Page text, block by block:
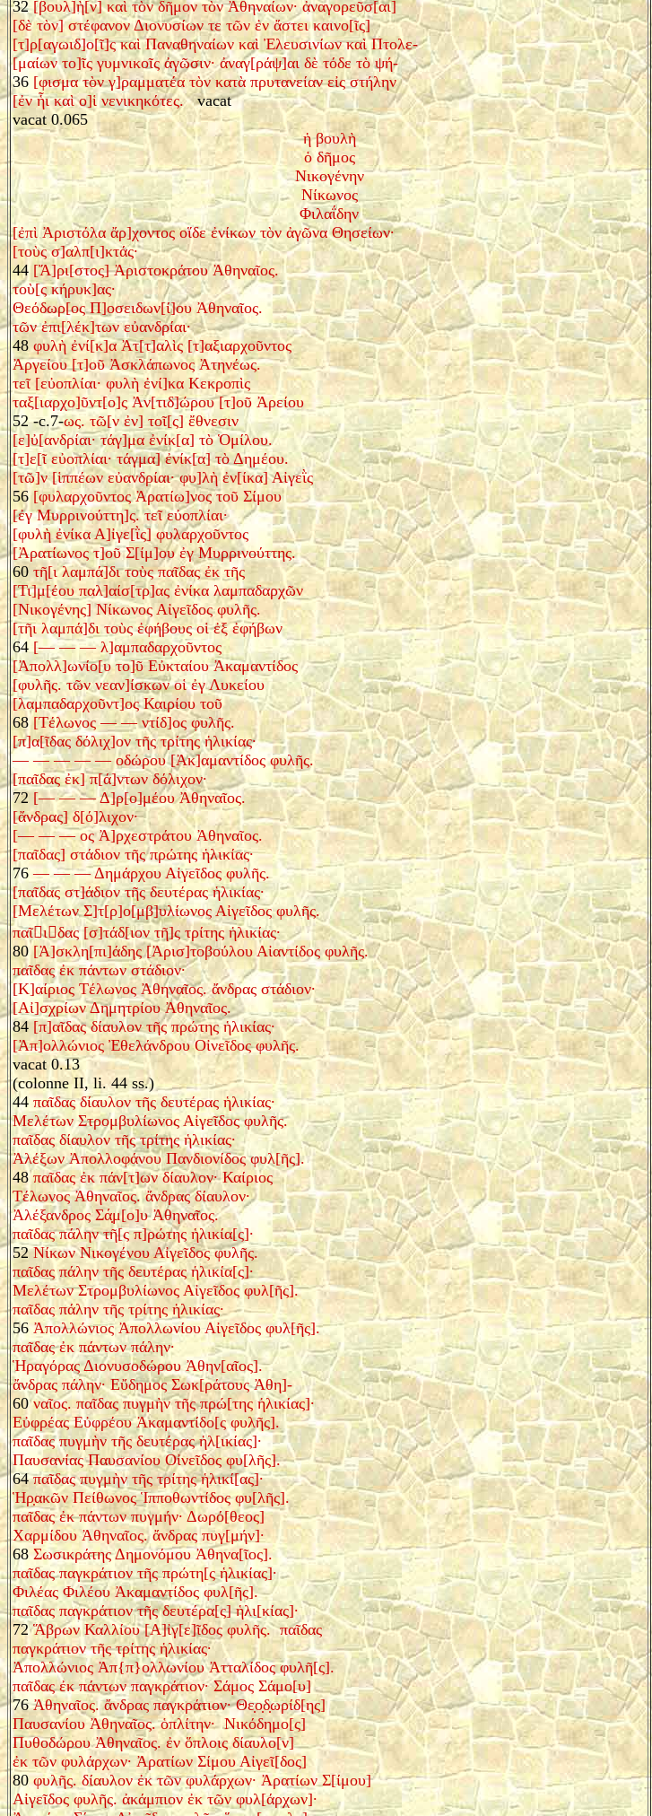
32[βουλ]ὴ[ν] καὶ τὸν δῆμον τὸν Ἀθηναίων· ἀναγορεῦσ[αι]
[δὲ τὸν] στέφανον Διονυσίων τε τῶν ἐν ἄστει καινο[ῖς]
[τ]ρ[αγωιδ]ο[ῖ]ς καὶ Παναθηναίων καὶ Ἐλευσινίων καὶ Πτολε-
[μαίων το]ῖς γυμνικοῖς ἀγῶσιν· ἀναγ[ράψ]αι δὲ τόδε τὸ ψή-
36 [φισμα τὸν γ]ραμματέα τὸν κατὰ πρυτανείαν εἰς στήλην
[ἐν ἧι καὶ ο]ἱ νενικηκότες.vacat
vacat 0.065
ἡ βουλὴ
ὁ δῆμος
Νικογένην
Νίκωνος
Φιλαΐδην
[ἐπὶ Ἀριστόλα ἄρ]χοντος οἵδε ἐνίκων τὸν ἀγῶνα Θησείων·
[τοὺς σ]αλπ[ι]κτάς·
44 [Ἄ]ρι[στος] Ἀριστοκράτου Ἀθηναῖος.
τοὺ[ς κήρυκ]ας·
Θεόδωρ[ος Π]οσειδων[ί]ου Ἀθηναῖος.
τῶν ἐπι[λέκ]των εὐανδρίαι·
48 φυλὴ ἐνί[κ]α Ἀτ[τ]αλὶς [τ]αξιαρχοῦντος
Ἀργείου [τ]οῦ Ἀσκλάπωνος Ἀτηνέως.
τεῖ [εὐοπλίαι· φυλὴ ἐνί]κα Κεκροπὶς
ταξ[ιαρχο]ῦντ[ο]ς Ἀν[τιδ]ώρου [τ]οῦ Ἀρείου
52 -c.7-ως. τῶ[ν ἐν] τοῖ[ς] ἔθνεσιν
[ε]ὐ[ανδρίαι· τάγ]μα ἐνίκ[α] τὸ Ὁμίλου.
[τ]ε[ῖ εὐοπλίαι· τάγμα] ἐνίκ[α] τὸ Δημέου.
[τῶ]ν [ἱππέων εὐανδρίαι· φυ]λὴ ἐν[ίκα] Αἰγεῒς
56 [φυλαρχοῦντος Ἀρατίω]νος τοῦ Σίμου
[ἐγ Μυρρινούττη]ς. τεῖ εὐοπλίαι·
[φυλὴ ἐνίκα Α]ἰγε[ῒς] φυλαρχοῦντος
[Ἀρατίωνος τ]οῦ Σ[ίμ]ου ἐγ Μυρρινούττης.
60 τῆ[ι λαμπά]δι τοὺς παῖδας ἐκ τῆς
[Τι]μ[έου παλ]αίσ[τρ]ας ἐνίκα λαμπαδαρχῶν
[Νικογένης] Νίκωνος Αἰγεῖδος φυλῆς.
[τῆι λαμπά]δι τοὺς ἐφήβους οἱ ἐξ ἐφήβων
64 [— — — λ]αμπαδαρχοῦντος
[Ἀπολλ]ωνίο[υ το]ῦ Εὐκταίου Ἀκαμαντίδος
[φυλῆς. τῶν νεαν]ίσκων οἱ ἐγ Λυκείου
[λαμπαδαρχοῦντ]ος Καιρίου τοῦ
68[Τέλωνος — — ντίδ]ος φυλῆς.
[π]α[ῖδας δόλιχ]ον τῆς τρίτης ἡλικίας·
— — — — — οδώρου [Ἀκ]αμαντίδος φυλῆς.
[παῖδας ἐκ] π[ά]ντων δόλιχον·
72 [— — — Δ]ρ[ο]μέου Ἀθηναῖος.
[ἄνδρας] δ[ό]λιχον·
[— — — ος Ἀ]ρχεστράτου Ἀθηναῖος.
[παῖδας] στάδιον τῆς πρώτης ἡλικίας·
76 — — — Δημάρχου Αἰγεῖδος φυλῆς.
[παῖδας στ]άδιον τῆς δευτέρας ἡλικίας·
[Μελέτων Σ]τ[ρ]ο[μβ]υλίωνος Αἰγεῖδος φυλῆς.
παῖιδας [σ]τάδ[ιον τῆ]ς τρίτης ἡλικίας·
80[Ἀ]σκλη[πι]άδης [Ἀρισ]τοβούλου Αἰαντίδος φυλῆς.
παῖδας ἐκ πάντων στάδιον·
[Κ]αίριος Τέλωνος Ἀθηναῖος. ἄνδρας στάδιον·
[Αἰ]σχρίων Δημητρίου Ἀθηναῖος.
84[π]αῖδας δίαυλον τῆς πρώτης ἡλικίας·
[Ἀπ]ολλώνιος Ἐθελάνδρου Οἰνεῖδος φυλῆς.
vacat 0.13
(colonne II, li. 44 ss.)
44 παῖδας δίαυλον τῆς δευτέρας ἡλικίας·
Μελέτων Στρομβυλίωνος Αἰγεῖδος φυλῆς.
παῖδας δίαυλον τῆς τρίτης ἡλικίας·
Ἀλέξων Ἀπολλοφάνου Πανδιονίδος φυλ[ῆς].
48παῖδας ἐκ πάν[τ]ων δίαυλον· Καίριος
Τέλωνος Ἀθηναῖος. ἄνδρας δίαυλον·
Ἀλέξανδρος Σά̣μ[ο]υ Ἀθηναῖος.
παῖδας πάλην τῆ[ς π]ρώτης ἡλικία[ς]·
52Νίκων Νικογένου Αἰγεῖδος φυλῆς.
παῖδας πάλην τῆς δευτέρας ἡλικία[ς]·
Μελέτων Στρομβυλίωνος Αἰγεῖδος φυλ[ῆς].
παῖδας πάλην τῆς τρίτης ἡλικίας·
56Ἀπολλώνιος Ἀπολλωνίου Αἰγεῖδος φυλ[ῆς].
παῖδας ἐκ πάντων πάλην·
Ἡραγόρας Διονυσοδώρου Ἀθην[αῖος].
ἄνδρας πάλην· Εὔδημος Σωκ[ράτους Ἀθη]-
60ναῖος. παῖδας πυγμὴν τῆς πρώ[της ἡλικίας]·
Εὐφρέας Εὐφρέου Ἀκαμαντίδο[ς φυλῆς].
παῖδας πυγμὴν τῆς δευτέρας ἡλ[ικίας]·
Παυσανίας Παυσανίου Οἰνεῖδος φυ[λῆς].
64παῖδας πυγμὴν τῆς τρίτης ἡλικί[ας]·
Ἡρ̣ακῶν Πείθωνος Ἱπποθωντίδος φυ[λῆς].
παῖδας ἐκ πάντων πυγμήν· Δωρό[θεος]
Χαρμίδου Ἀθηναῖος. ἄνδρας πυγ[μήν]·
68Σωσικράτης Δημονόμου Ἀθηνα[ῖος].
παῖδας παγκράτιον τῆς πρώτη[ς ἡλικίας]·
Φιλέας Φιλέου Ἀκαμαντίδος φυλ[ῆς].
παῖδας παγκράτιον τῆς δευτέρα[ς] ἡλι[κίας]·
72Ἅβρων Καλλίου [Α]ἰγ[ε]ῖδος φυλῆς. παῖδας
παγκράτιον τῆς τρίτης ἡλικίας·
Ἀπολλώνιος Ἀπ{π}ολλωνίου Ἀτταλίδος φυλῆ[ς].
παῖδας ἐκ πάντων παγκράτιον· Σάμος Σάμο[υ]
76Ἀθηναῖος. ἄνδρας παγκράτιον· Θε̣ο̣δ̣ωρίδ[ης]
Παυσανίου Ἀθηναῖος. ὁπλίτην· Νικόδημο[ς]
Πυθοδώρου Ἀθηναῖος. ἐν ὅπλοις δίαυλο[ν]
ἐκ τῶν φυλάρχων· Ἀρατίων Σίμου Αἰγεῖ[δος]
80 φυλῆς. δίαυλον ἐκ τῶν φυλάρχων· Ἀρατίων Σ[ίμου]
Αἰγεῖδος φυλῆς. ἀκάμπιον ἐκ τῶν φυλ[άρχων]·